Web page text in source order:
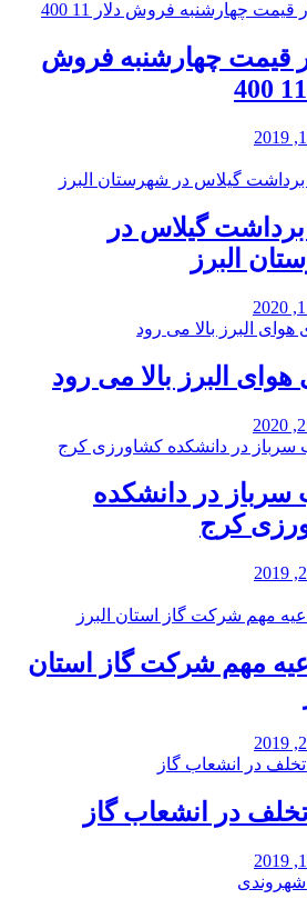
قیمت چهارشنبه فروش
برداشت گیلاس در
البرز
هوای البرز بالا می رود
در دانشکده
کرج
مهم شرکت گاز استان
در انشعاب گاز